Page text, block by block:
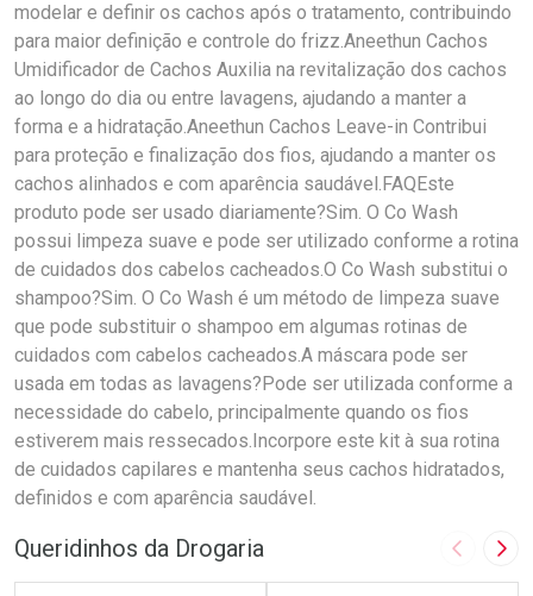
modelar e definir os cachos após o tratamento, contribuindo
para maior definição e controle do frizz.Aneethun Cachos
Umidificador de Cachos Auxilia na revitalização dos cachos
ao longo do dia ou entre lavagens, ajudando a manter a
forma e a hidratação.Aneethun Cachos Leave-in Contribui
para proteção e finalização dos fios, ajudando a manter os
cachos alinhados e com aparência saudável.FAQEste
produto pode ser usado diariamente?Sim. O Co Wash
possui limpeza suave e pode ser utilizado conforme a rotina
de cuidados dos cabelos cacheados.O Co Wash substitui o
shampoo?Sim. O Co Wash é um método de limpeza suave
que pode substituir o shampoo em algumas rotinas de
cuidados com cabelos cacheados.A máscara pode ser
usada em todas as lavagens?Pode ser utilizada conforme a
necessidade do cabelo, principalmente quando os fios
estiverem mais ressecados.Incorpore este kit à sua rotina
de cuidados capilares e mantenha seus cachos hidratados,
definidos e com aparência saudável.
Queridinhos da Drogaria Imagem